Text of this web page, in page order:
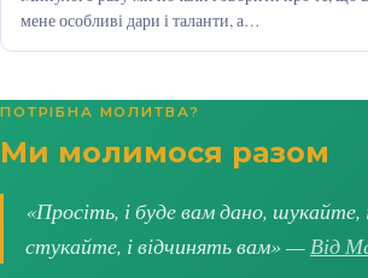
мене особливі дари і таланти, а…
ПОТРІБНА МОЛИТВА?
Ми молимося разом
«Просіть, і буде вам дано, шукайте,
стукайте, і відчинять вам» —Від